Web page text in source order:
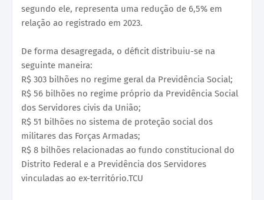
segundo ele, representa uma redução de 6,5% em
relação ao registrado em 2023.
De forma desagregada, o déficit distribuiu-se na
seguinte maneira:
R$ 303 bilhões no regime geral da Previdência Social;
R$ 56 bilhões no regime próprio da Previdência Social
dos Servidores civis da União;
R$ 51 bilhões no sistema de proteção social dos
militares das Forças Armadas;
R$ 8 bilhões relacionadas ao fundo constitucional do
Distrito Federal e a Previdência dos Servidores
vinculadas ao ex-território.TCU